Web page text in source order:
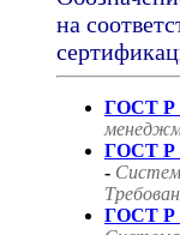
на
ГОСТ Р
ГОСТ Р
-
ГОСТ Р